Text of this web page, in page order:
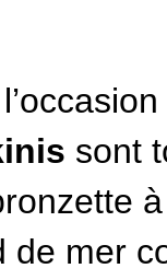
sont
de mer